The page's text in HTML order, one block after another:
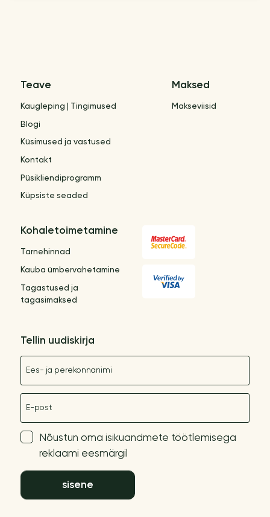
Teave
Kaugleping | Tingimused
Blogi
Küsimused ja vastused
Kontakt
Püsikliendiprogramm
Küpsiste seaded
Maksed
Makseviisid
Kohaletoimetamine
Tarnehinnad
Kauba ümbervahetamine
Tagastused ja
tagasimaksed
Tellin uudiskirja
Nõustun oma isikuandmete töötlemisega
reklaami eesmärgil
sisene